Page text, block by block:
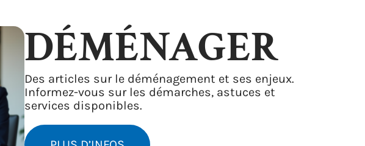
DÉMÉNAGER
Des articles sur le déménagement et ses enjeux.
Informez-vous sur les démarches, astuces et
services disponibles.